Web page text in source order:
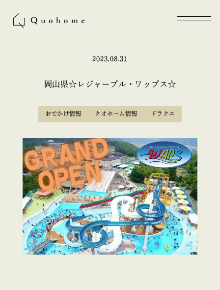
2023.08.31
岡山県☆レジャープル・ワップス☆
おでかけ情報 クオホーム情報 ドラクエ